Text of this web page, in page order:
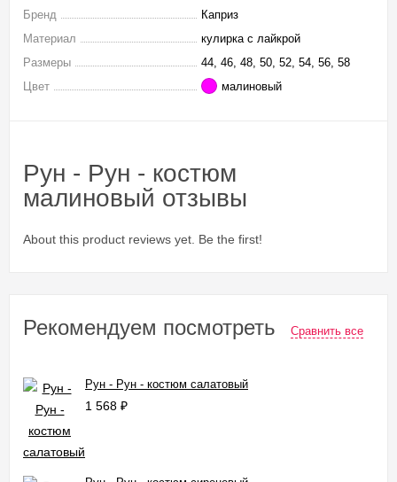
Бренд
Каприз
Материал
кулирка с лайкрой
Размеры
44, 46, 48, 50, 52, 54, 56, 58
Цвет
малиновый
Рун - Рун - костюм
малиновый отзывы
About this product reviews yet. Be the first!
Рекомендуем посмотреть Сравнить все
Рун - Рун - костюм салатовый
1 568 ₽